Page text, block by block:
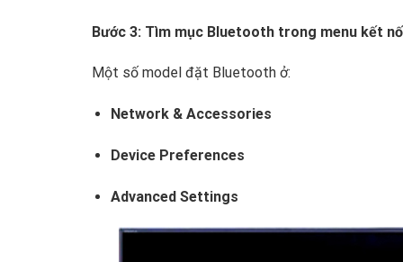
Bước 3: Tìm mục Bluetooth trong menu kết
Một số model đặt Bluetooth ở:
Network & Accessories
Device Preferences
Advanced Settings